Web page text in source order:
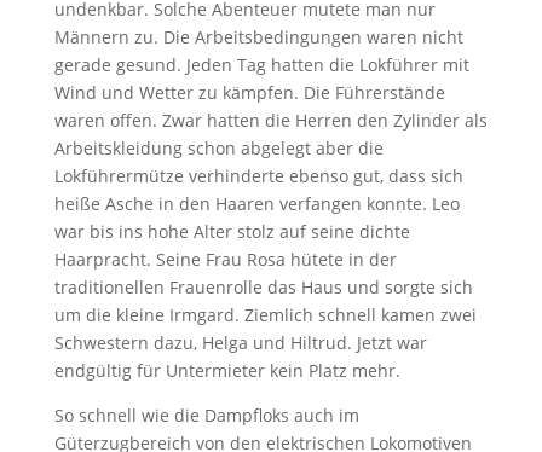
undenkbar. Solche Abenteuer mutete man nur
Männern zu. Die Arbeitsbedingungen waren nicht
gerade gesund. Jeden Tag hatten die Lokführer mit
Wind und Wetter zu kämpfen. Die Führerstände
waren offen. Zwar hatten die Herren den Zylinder als
Arbeitskleidung schon abgelegt aber die
Lokführermütze verhinderte ebenso gut, dass sich
heiße Asche in den Haaren verfangen konnte. Leo
war bis ins hohe Alter stolz auf seine dichte
Haarpracht. Seine Frau Rosa hütete in der
traditionellen Frauenrolle das Haus und sorgte sich
um die kleine Irmgard. Ziemlich schnell kamen zwei
Schwestern dazu, Helga und Hiltrud. Jetzt war
endgültig für Untermieter kein Platz mehr.
So schnell wie die Dampfloks auch im
Güterzugbereich von den elektrischen Lokomotiven